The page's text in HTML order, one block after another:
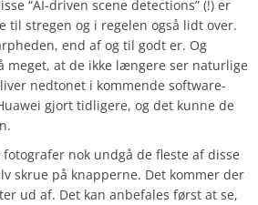
“AI-driven scene detections” (!) er
til stregen og i regelen også lidt over.
end af og til godt er. Og
meget, at de ikke længere ser naturlige
nedtonet i kommende software-
gjort tidligere, og det kunne de
nok undgå de fleste af disse
skrue på knapperne. Det kommer der
ud af. Det kan anbefales først at se,